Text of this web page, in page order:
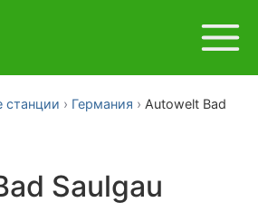
станции Германия
Autowelt Bad
Saulgau